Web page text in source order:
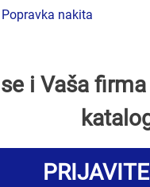
Popravka nakita
i Vaša